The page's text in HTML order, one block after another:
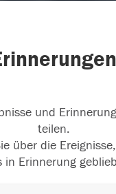
und
teilen.
über die
in Erinnerung